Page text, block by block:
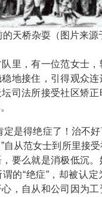
天桥杂耍（图片来源
，有一位范女士，
地接住，引得观众连
司法所接受社区矫
是得绝症了！治不
从范女士到所里接受
要么就是消极低沉。
的“绝症”，却被认
，自从和公司因为